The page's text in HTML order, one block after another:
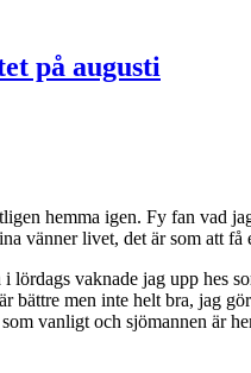
på augusti
hemma igen. Fy fan vad
vänner livet, det är som att
lördags vaknade jag upp
bättre men inte helt bra, jag
vanligt och sjömannen är